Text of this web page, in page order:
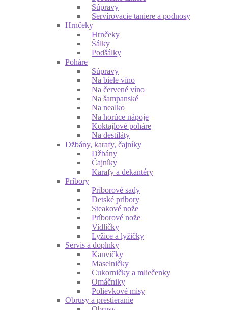
Súpravy
Servírovacie taniere a podnosy
Hrnčeky
Hrnčeky
Šálky
Podšálky
Poháre
Súpravy
Na biele víno
Na červené víno
Na šampanské
Na nealko
Na horúce nápoje
Koktajlové poháre
Na destiláty
Džbány, karafy, čajníky
Džbány
Čajníky
Karafy a dekantéry
Príbory
Príborové sady
Detské príbory
Steakové nože
Príborové nože
Vidličky
Lyžice a lyžičky
Servis a doplnky
Kanvičky
Maselničky
Cukorničky a mliečenky
Omáčniky
Polievkové misy
Obrusy a prestieranie